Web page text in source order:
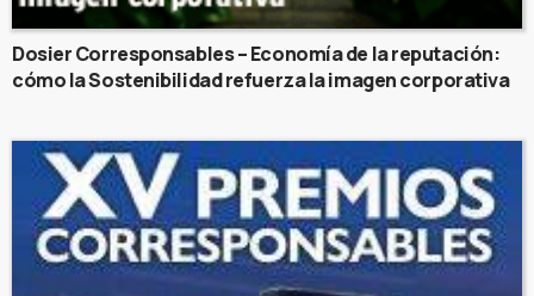
Dosier Corresponsables – Economía de la reputación:
cómo la Sostenibilidad refuerza la imagen corporativa